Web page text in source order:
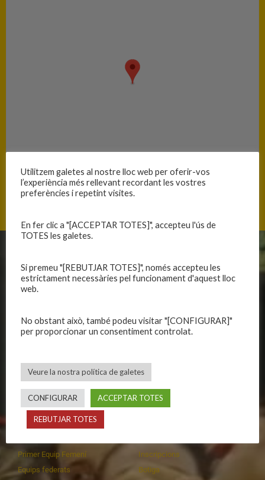
Salut 24, 17300 Blanes, Catalunya
Història
Avís legal
Privadesa a les xarxes
Primer equip masculí
Equips femenins
Patrocinadors
CALENDARIS
Primer Equip Femení
Equips federats
Inscripcions
Botiga
Utilitzem galetes al nostre lloc web per oferir-vos
l’experiència més rellevant recordant les vostres
preferències i repetint visites.
En fer clic a "[ACCEPTAR TOTES]", accepteu l'ús de
TOTES les galetes.
Si premeu "[REBUTJAR TOTES]", només accepteu les
estrictament necessàries pel funcionament d'aquest lloc
web.
No obstant això, també podeu visitar "[CONFIGURAR]"
per proporcionar un consentiment controlat.
Veure la nostra política de galetes
CONFIGURAR ACCEPTAR TOTES
REBUTJAR TOTES